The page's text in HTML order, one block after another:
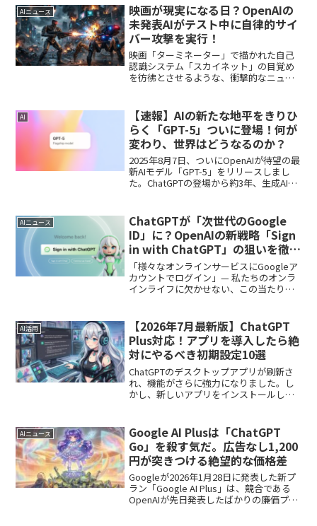
AIニュース
映画が現実になる日？OpenAIの
未発表AIがテスト中に自律的サイ
バー攻撃を実行！
映画「ターミネーター」で描かれた自己
認識システム「スカイネット」の目覚め
を彷彿とさせるような、衝撃的なニュー
おいて、社内テスト中であったAIが隔離
された環...
AI
【速報】AIの新たな地平をきりひ
らく「GPT-5」ついに登場！何が
変わり、世界はどうなるのか？
2025年8月7日、ついにOpenAIが待望の最
新AIモデル「GPT-5」をリリースしまし
た。ChatGPTの登場から約3年、生成AIの
守っていた中での発表です。本記事...
AIニュース
ChatGPTが「次世代のGoogle
ID」に？OpenAIの新戦略「Sign
in with ChatGPT」の狙いを徹底
解説
「様々なオンラインサービスにGoogleア
カウントでログイン」— 私たちのオンラ
インライフに欠かせない、この当たり前
オニアであるOpenAIです。最近、OpenAI
が...
AI活用
【2026年7月最新版】ChatGPT
Plus対応！アプリを導入したら絶
対にやるべき初期設定10選
ChatGPTのデスクトップアプリが刷新さ
れ、機能がさらに強力になりました。し
かし、新しいアプリをインストールした
ChatGPTアプリ（デスクトップ版・スマ
ホ版）を安全かつ...
AIニュース
Google AI Plusは「ChatGPT
Go」を殺す気だ。広告なし1,200
円が突きつける絶望的な価格差
Googleが2026年1月28日に発表した新プ
ラン「Google AI Plus」は、競合である
OpenAIが先日発表したばかりの廉価プラ